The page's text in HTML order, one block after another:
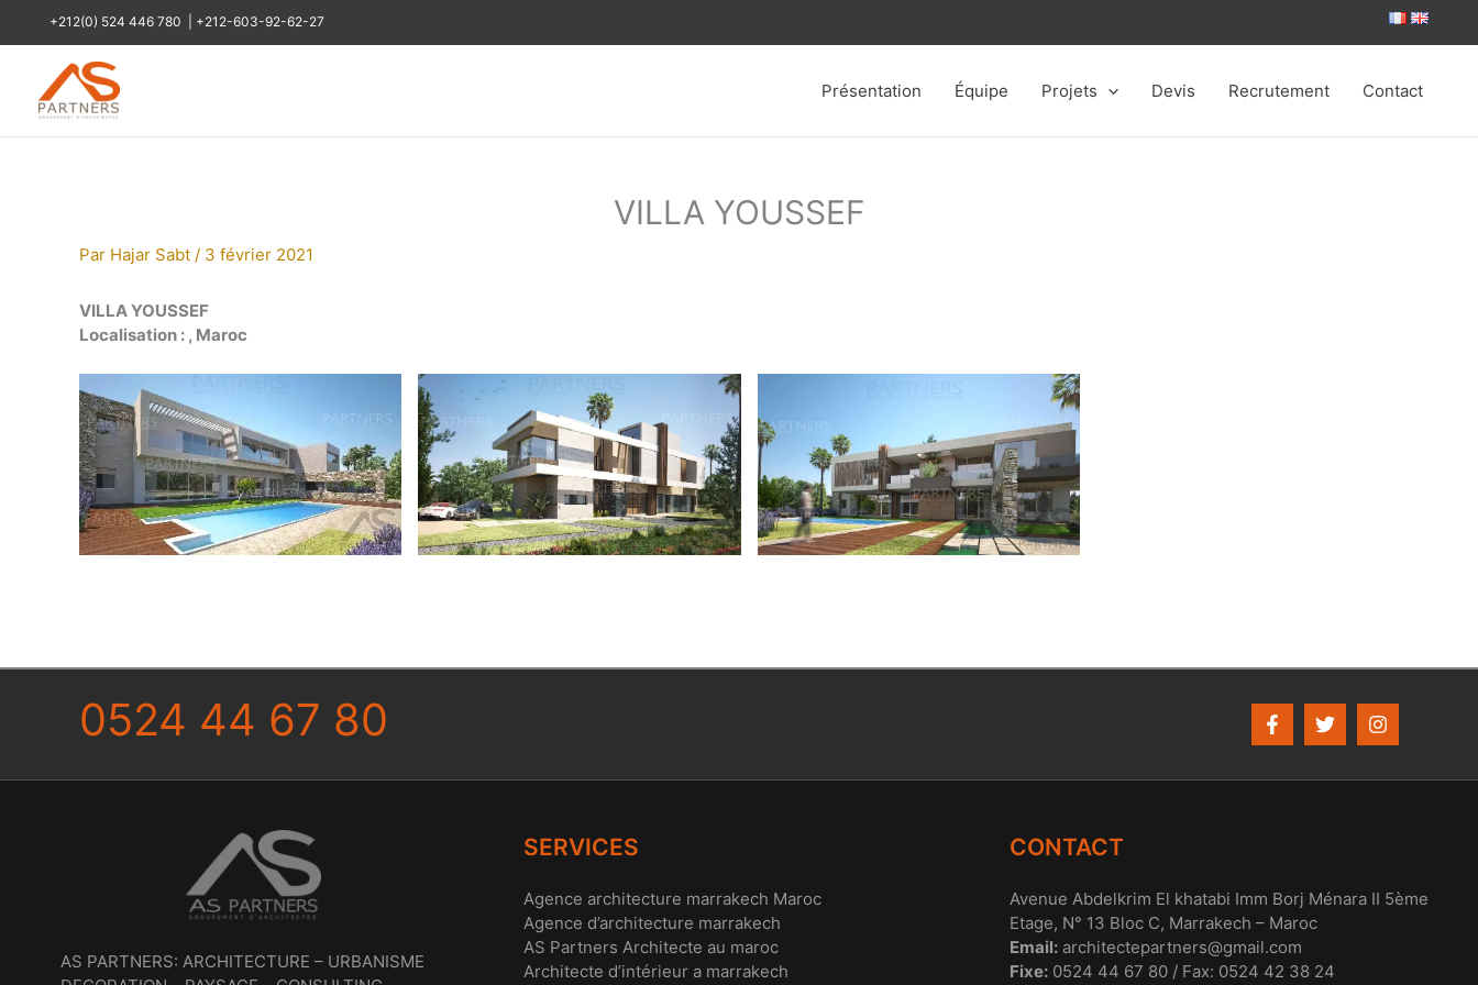
+212(0) 524 446 780 +212-603-92-62-27
Présentation Équipe Projets Devis Recrutement Contact
VILLA YOUSSEF
Par Hajar Sabt / 3 février 2021
VILLA YOUSSEF
Localisation : , Maroc
0524 44 67 80
AS PARTNERS: ARCHITECTURE – URBANISME
SERVICES
Agence architecture marrakech Maroc
Agence d’architecture marrakech
AS Partners Architecte au maroc
Architecte d’intérieur a marrakech
CONTACT
Avenue Abdelkrim El khatabi Imm Borj Ménara II 5ème
Etage, N° 13 Bloc C, Marrakech – Maroc
Email:architectepartners@gmail.com
Fixe:0524 44 67 80 / Fax: 0524 42 38 24